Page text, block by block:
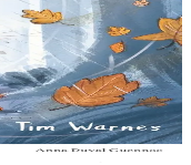
Varc'harid Koant...
Lagadeg, he mignonez